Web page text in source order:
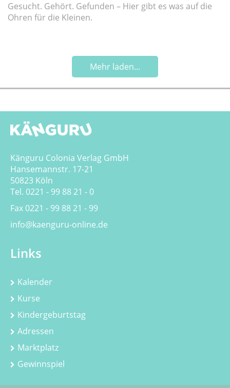
Gesucht. Gehört. Gefunden – Hier gibt es was auf die
Ohren für die Kleinen.
Mehr laden...
Känguru Colonia Verlag GmbH
Hansemannstr. 17-21
50823 Köln
Tel. 0221 - 99 88 21 - 0
Fax 0221 - 99 88 21 - 99
info@kaenguru-online.de
Links
Kalender
Kurse
Kindergeburtstag
Adressen
Marktplatz
Gewinnspiel